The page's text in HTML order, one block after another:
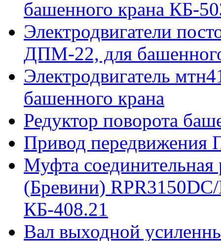
башенного крана КБ-
Электродвигатели
ДПМ-22, для
Электродвигатель
башенного крана
Редуктор поворота
Привод передвижения
Муфта
(Бревини)
КБ-408.21
Вал выходной